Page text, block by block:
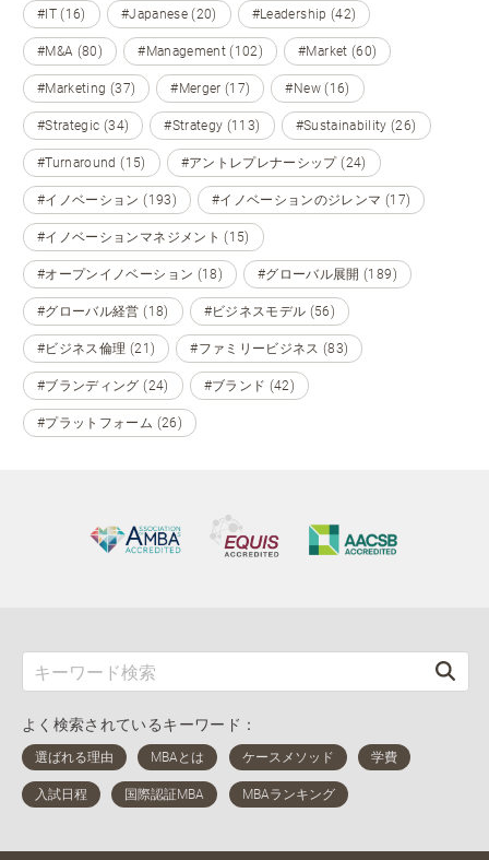
#IT (16) #Japanese (20) #Leadership (42)
#M&A (80) #Management (102) #Market (60)
#Marketing (37) #Merger (17) #New (16)
#Strategic (34) #Strategy (113) #Sustainability (26)
#Turnaround (15) #アントレプレナーシップ (24)
#イノベーション (193) #イノベーションのジレンマ (17)
#イノベーションマネジメント (15)
#オープンイノベーション (18) #グローバル展開 (189)
#グローバル経営 (18) #ビジネスモデル (56)
#ビジネス倫理 (21) #ファミリービジネス (83)
#ブランディング (24) #ブランド (42)
#プラットフォーム (26)
よく検索されているキーワード：